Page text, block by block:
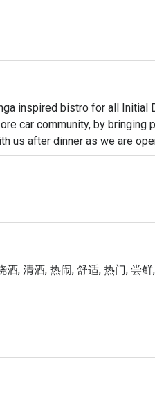
inspired bistro for all Initial
car community, by bringing
us after dinner as we are
, 清酒, 热闹, 舒适, 热门, 尝